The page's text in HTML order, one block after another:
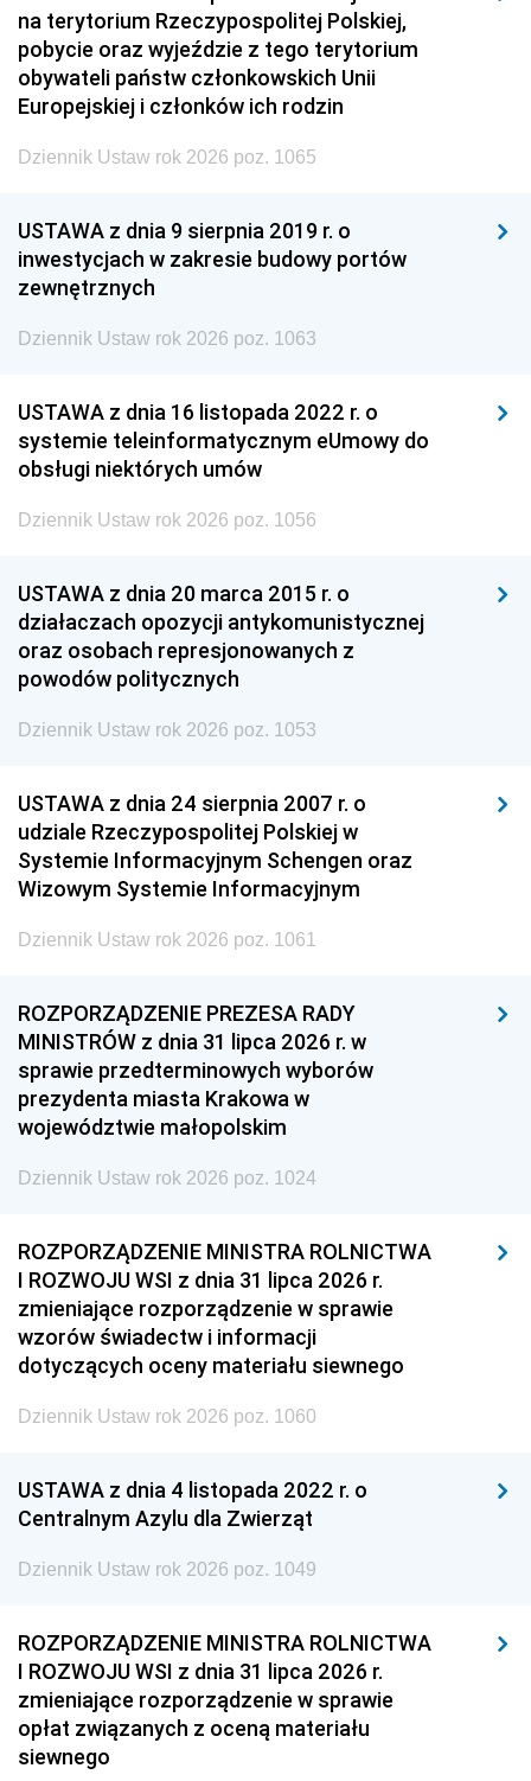
na terytorium Rzeczypospolitej Polskiej,
pobycie oraz wyjeździe z tego terytorium
obywateli państw członkowskich Unii
Europejskiej i członków ich rodzin
Dziennik Ustaw rok 2026 poz. 1065
USTAWA z dnia 9 sierpnia 2019 r. o
inwestycjach w zakresie budowy portów
zewnętrznych
Dziennik Ustaw rok 2026 poz. 1063
USTAWA z dnia 16 listopada 2022 r. o
systemie teleinformatycznym eUmowy do
obsługi niektórych umów
Dziennik Ustaw rok 2026 poz. 1056
USTAWA z dnia 20 marca 2015 r. o
działaczach opozycji antykomunistycznej
oraz osobach represjonowanych z
powodów politycznych
Dziennik Ustaw rok 2026 poz. 1053
USTAWA z dnia 24 sierpnia 2007 r. o
udziale Rzeczypospolitej Polskiej w
Systemie Informacyjnym Schengen oraz
Wizowym Systemie Informacyjnym
Dziennik Ustaw rok 2026 poz. 1061
ROZPORZĄDZENIE PREZESA RADY
MINISTRÓW z dnia 31 lipca 2026 r. w
sprawie przedterminowych wyborów
prezydenta miasta Krakowa w
województwie małopolskim
Dziennik Ustaw rok 2026 poz. 1024
ROZPORZĄDZENIE MINISTRA ROLNICTWA
I ROZWOJU WSI z dnia 31 lipca 2026 r.
zmieniające rozporządzenie w sprawie
wzorów świadectw i informacji
dotyczących oceny materiału siewnego
Dziennik Ustaw rok 2026 poz. 1060
USTAWA z dnia 4 listopada 2022 r. o
Centralnym Azylu dla Zwierząt
Dziennik Ustaw rok 2026 poz. 1049
ROZPORZĄDZENIE MINISTRA ROLNICTWA
I ROZWOJU WSI z dnia 31 lipca 2026 r.
zmieniające rozporządzenie w sprawie
opłat związanych z oceną materiału
siewnego